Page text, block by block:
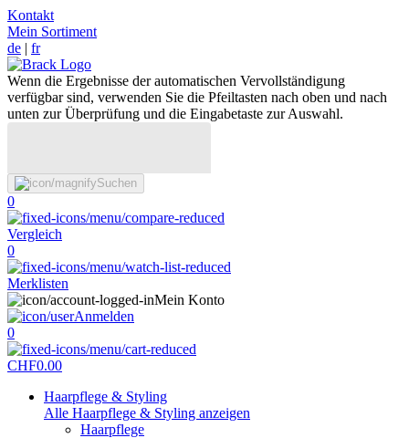
Kontakt
Mein Sortiment
de | fr
Wenn die Ergebnisse der automatischen Vervollständigung
verfügbar sind, verwenden Sie die Pfeiltasten nach oben und nach
unten zur Überprüfung und die Eingabetaste zur Auswahl.
Suchen
0
Vergleich
0
Merklisten
Mein Konto
Anmelden
0
CHF0.00
Haarpflege & Styling
Alle Haarpflege & Styling anzeigen
Haarpflege